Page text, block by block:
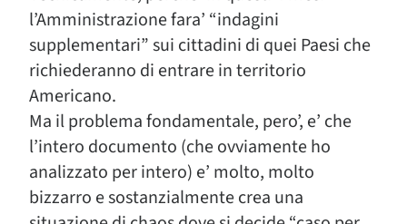
l’Amministrazione fara’ “indagini
supplementari” sui cittadini di quei Paesi che
richiederanno di entrare in territorio
Americano.
Ma il problema fondamentale, pero’, e’ che
l’intero documento (che ovviamente ho
analizzato per intero) e’ molto, molto
bizzarro e sostanzialmente crea una